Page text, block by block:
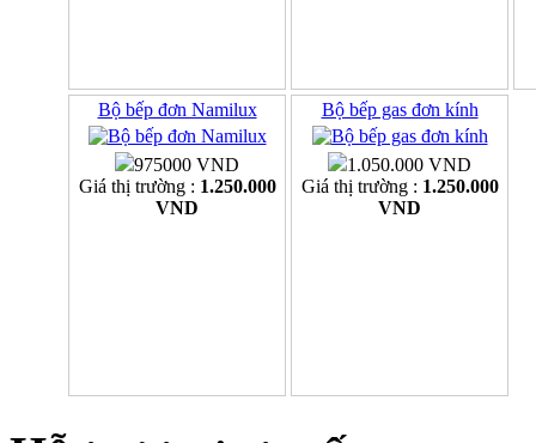
Bộ bếp đơn Namilux
975000 VND
Giá thị trường : 1.250.000
VND
Bộ bếp gas đơn kính
1.050.000 VND
Giá thị trường : 1.250.000
VND